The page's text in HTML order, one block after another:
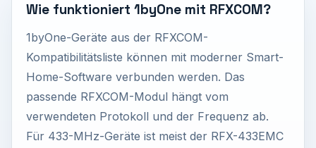
Wie funktioniert 1byOne mit RFXCOM?
1byOne-Geräte aus der RFXCOM-
Kompatibilitätsliste können mit moderner Smart-
Home-Software verbunden werden. Das
passende RFXCOM-Modul hängt vom
verwendeten Protokoll und der Frequenz ab.
Für 433-MHz-Geräte ist meist der RFX-433EMC